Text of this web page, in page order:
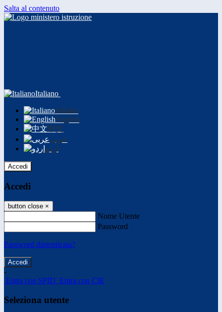
Salta al contenuto
Italiano
Italiano
English
中文
عربى
اردو
Accedi
Accedi
button close ×
Nome Utente
Password
Password dimenticata?
-
Entra con SPID Entra con CIE
Seleziona utente